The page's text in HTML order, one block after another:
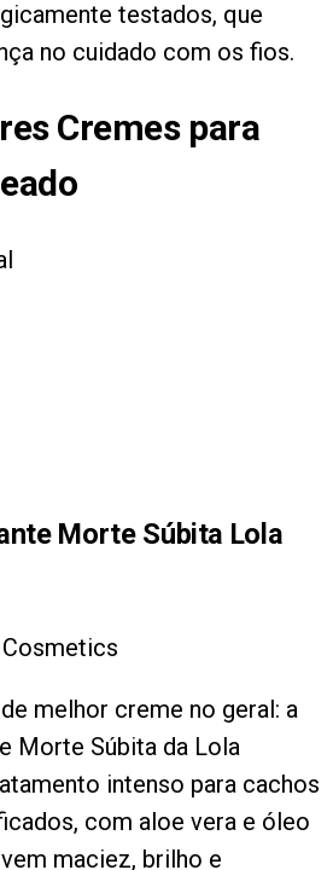
testados, que
no cuidado com os fios.
Cremes para
Morte Súbita Lola
melhor creme no geral: a
Morte Súbita da Lola
intenso para cachos
com aloe vera e óleo
maciez, brilho e